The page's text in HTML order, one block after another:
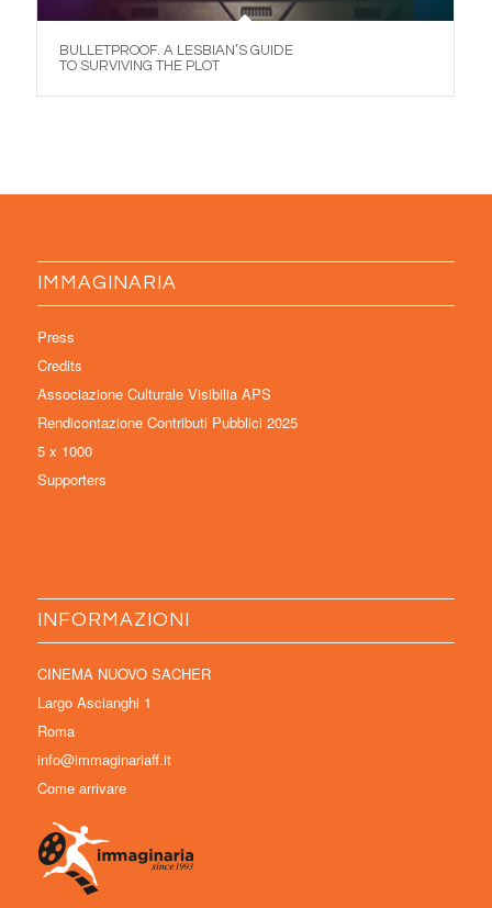
BULLETPROOF. A LESBIAN’S GUIDE
TO SURVIVING THE PLOT
IMMAGINARIA
Press
Credits
Associazione Culturale Visibilia APS
Rendicontazione Contributi Pubblici 2025
5 x 1000
Supporters
INFORMAZIONI
CINEMA NUOVO SACHER
Largo Ascianghi 1
Roma
info@immaginariaff.it
Come arrivare